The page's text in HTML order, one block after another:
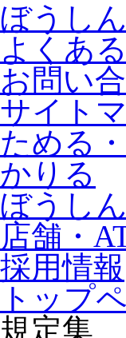
ぼうし
よくあ
お問い
サイト
ためる
かりる
ぼうし
店舗・
採用情報
トップ
規定集